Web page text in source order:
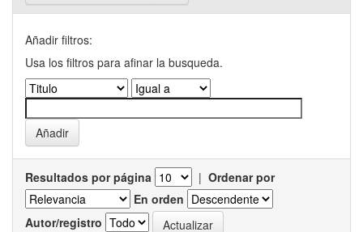
Añadir filtros:
Usa los filtros para afinar la busqueda.
Resultados por página | Ordenar por
En orden
Autor/registro